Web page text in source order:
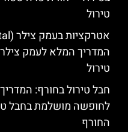
טירול
המדריך המלא לעמק
טירול
חבל טירול בחורף:
לחופשה מושלמת בחבל
החורף